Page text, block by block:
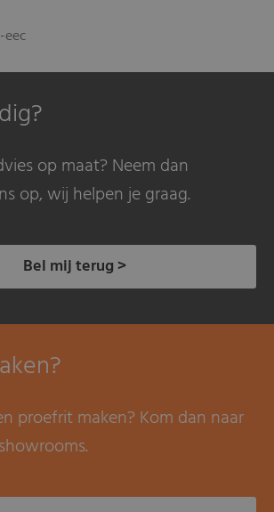
eec
op maat? Neem dan
op, wij helpen je graag.
Bel mij terug >
proefrit maken? Kom dan naar